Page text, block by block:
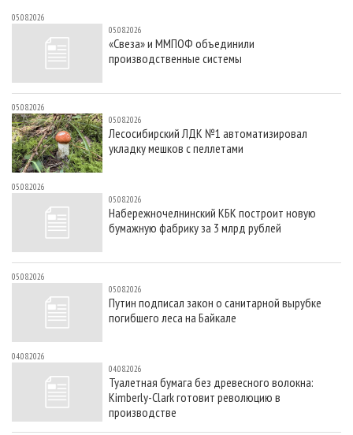
05.08.2026
05.08.2026
«Свеза» и ММПОФ объединили
производственные системы
05.08.2026
05.08.2026
Лесосибирский ЛДК №1 автоматизировал
укладку мешков с пеллетами
05.08.2026
05.08.2026
Набережночелнинский КБК построит новую
бумажную фабрику за 3 млрд рублей
05.08.2026
05.08.2026
Путин подписал закон о санитарной вырубке
погибшего леса на Байкале
04.08.2026
04.08.2026
Туалетная бумага без древесного волокна:
Kimberly-Clark готовит революцию в
производстве